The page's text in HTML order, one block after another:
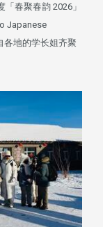
春聚春韵 2026」
Japanese
各地的学长姐齐聚